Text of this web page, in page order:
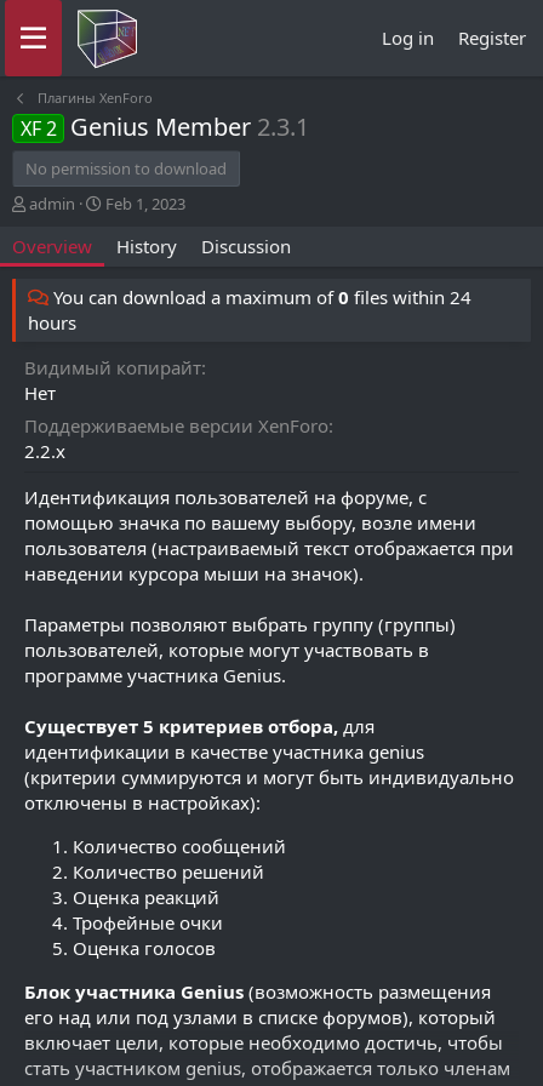
Log in Register
Плагины XenForo
XF 2 Genius Member 2.3.1
No permission to download
A
t
h
o
r
admin
C
t
d
t
Feb 1, 2023
Overview History Discussion
You can download a maximum of0 files within 24
hours
Видимый копирайт
Нет
Поддерживаемые версии XenForo
2.2.x
Идентификация пользователей на форуме, с
помощью значка по вашему выбору, возле имени
пользователя (настраиваемый текст отображается при
наведении курсора мыши на значок).
Параметры позволяют выбрать группу (группы)
пользователей, которые могут участвовать в
программе участника Genius.
Существует 5 критериев отбора, для
идентификации в качестве участника genius
(критерии суммируются и могут быть индивидуально
отключены в настройках):
Количество сообщений
Количество решений
Оценка реакций
Трофейные очки
Оценка голосов
Блок участника Genius (возможность размещения
его над или под узлами в списке форумов), который
включает цели, которые необходимо достичь, чтобы
стать участником genius, отображается только членам